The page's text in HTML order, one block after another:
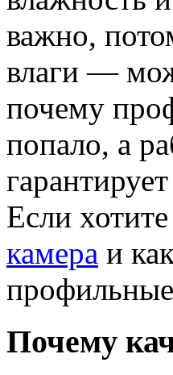
важно,
влаги —
почему
попало, а
Если
камера и
Почему